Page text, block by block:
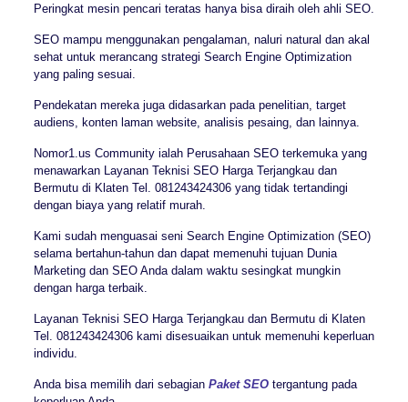
Peringkat mesin pencari teratas hanya bisa diraih oleh ahli SEO.
SEO mampu menggunakan pengalaman, naluri natural dan akal
sehat untuk merancang strategi Search Engine Optimization
yang paling sesuai.
Pendekatan mereka juga didasarkan pada penelitian, target
audiens, konten laman website, analisis pesaing, dan lainnya.
Nomor1.us Community ialah Perusahaan SEO terkemuka yang
menawarkan Layanan Teknisi SEO Harga Terjangkau dan
Bermutu di Klaten Tel. 081243424306 yang tidak tertandingi
dengan biaya yang relatif murah.
Kami sudah menguasai seni Search Engine Optimization (SEO)
selama bertahun-tahun dan dapat memenuhi tujuan Dunia
Marketing dan SEO Anda dalam waktu sesingkat mungkin
dengan harga terbaik.
Layanan Teknisi SEO Harga Terjangkau dan Bermutu di Klaten
Tel. 081243424306 kami disesuaikan untuk memenuhi keperluan
individu.
Anda bisa memilih dari sebagian Paket SEOtergantung pada